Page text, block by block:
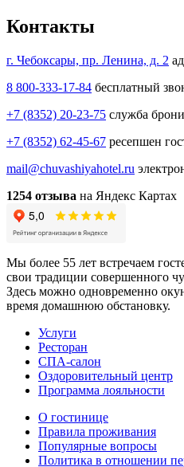
Контакты
г. Чебоксары, пр. Ленина, д. 2
8 800-333-17-84 бесплатный
+7 (8352) 20-23-75 служба
+7 (8352) 62-45-67 ресепшен
mail@chuvashiyahotel.ru
1254 отзыва на Яндекс Картах
Мы более 55 лет встречаем
свои традиции совершенного
Здесь можно одновременно
время домашнюю обстановку.
Услуги
Ресторан
СПА-салон
Оздоровительный центр
Программа лояльности
О гостинице
Правила проживания
Популярные вопросы
Политика в отношении